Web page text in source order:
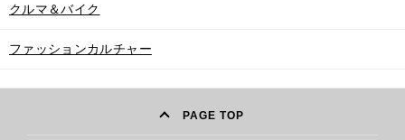
クルマ＆バイク
ファッションカルチャー
PAGE TOP